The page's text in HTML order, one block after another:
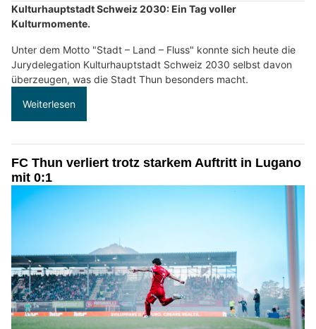
Kulturhauptstadt Schweiz 2030: Ein Tag voller
Kulturmomente.
Unter dem Motto "Stadt – Land – Fluss" konnte sich heute die
Jurydelegation Kulturhauptstadt Schweiz 2030 selbst davon
überzeugen, was die Stadt Thun besonders macht.
Weiterlesen
FC Thun verliert trotz starkem Auftritt in Lugano
mit 0:1